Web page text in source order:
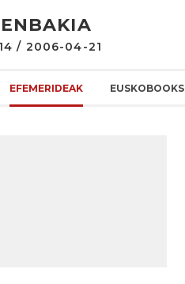
/ 2006-04-21
EFEMERIDEAK EUSKOBOOKS